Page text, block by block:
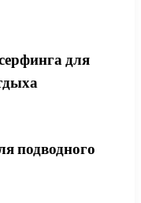
для
подводного